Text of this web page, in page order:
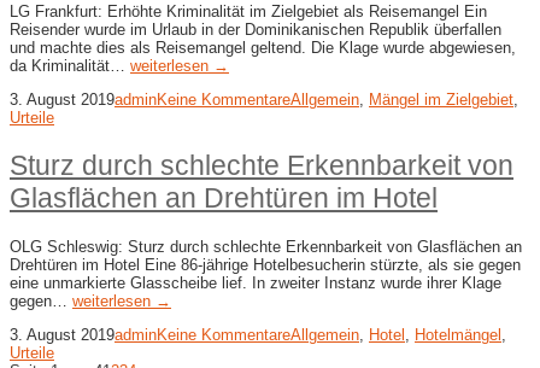
LG Frankfurt: Erhöhte Kriminalität im Zielgebiet als Reisemangel Ein
Reisender wurde im Urlaub in der Dominikanischen Republik überfallen
und machte dies als Reisemangel geltend. Die Klage wurde abgewiesen,
da Kriminalität… weiterlesen →
3. August 2019adminKeine KommentareAllgemein Mängel im Zielgebiet
Urteile
Sturz durch schlechte Erkennbarkeit von
Glasflächen an Drehtüren im Hotel
OLG Schleswig: Sturz durch schlechte Erkennbarkeit von Glasflächen an
Drehtüren im Hotel Eine 86-jährige Hotelbesucherin stürzte, als sie gegen
eine unmarkierte Glasscheibe lief. In zweiter Instanz wurde ihrer Klage
gegen… weiterlesen →
3. August 2019adminKeine KommentareAllgemein Hotel Hotelmängel
Urteile